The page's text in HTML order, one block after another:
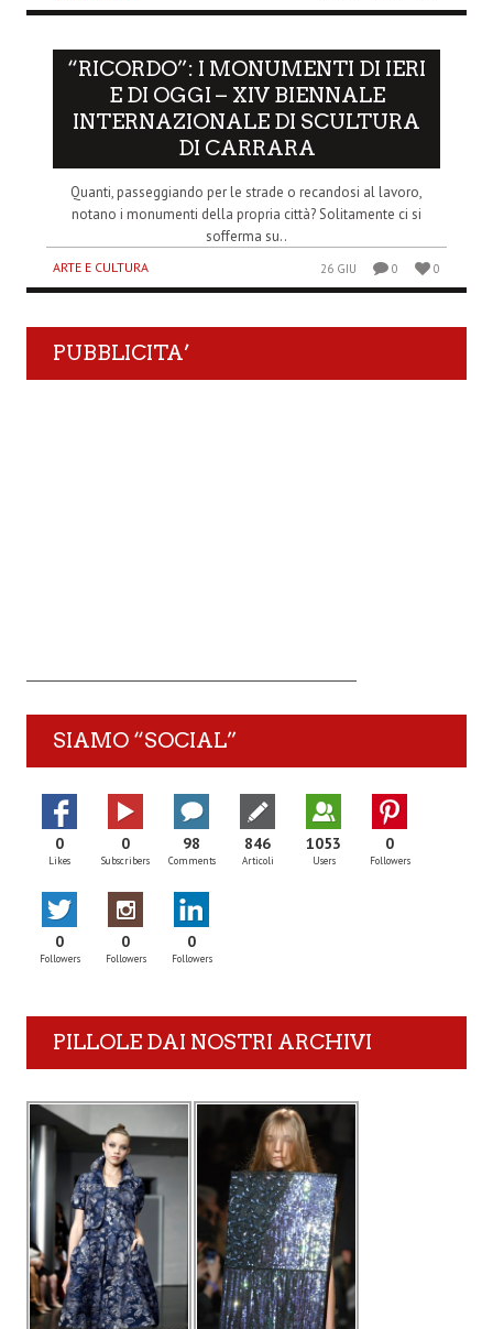
“RICORDO”: I MONUMENTI DI IERI
E DI OGGI – XIV BIENNALE
INTERNAZIONALE DI SCULTURA
DI CARRARA
Quanti, passeggiando per le strade o recandosi al lavoro,
notano i monumenti della propria città? Solitamente ci si
sofferma su..
ARTE E CULTURA 26 GIU 0 0
PUBBLICITA’
SIAMO “SOCIAL”
0
Likes
0
Subscribers
98
Comments
846
Articoli
1053
Users
0
Followers
0
Followers
0
Followers
0
Followers
PILLOLE DAI NOSTRI ARCHIVI